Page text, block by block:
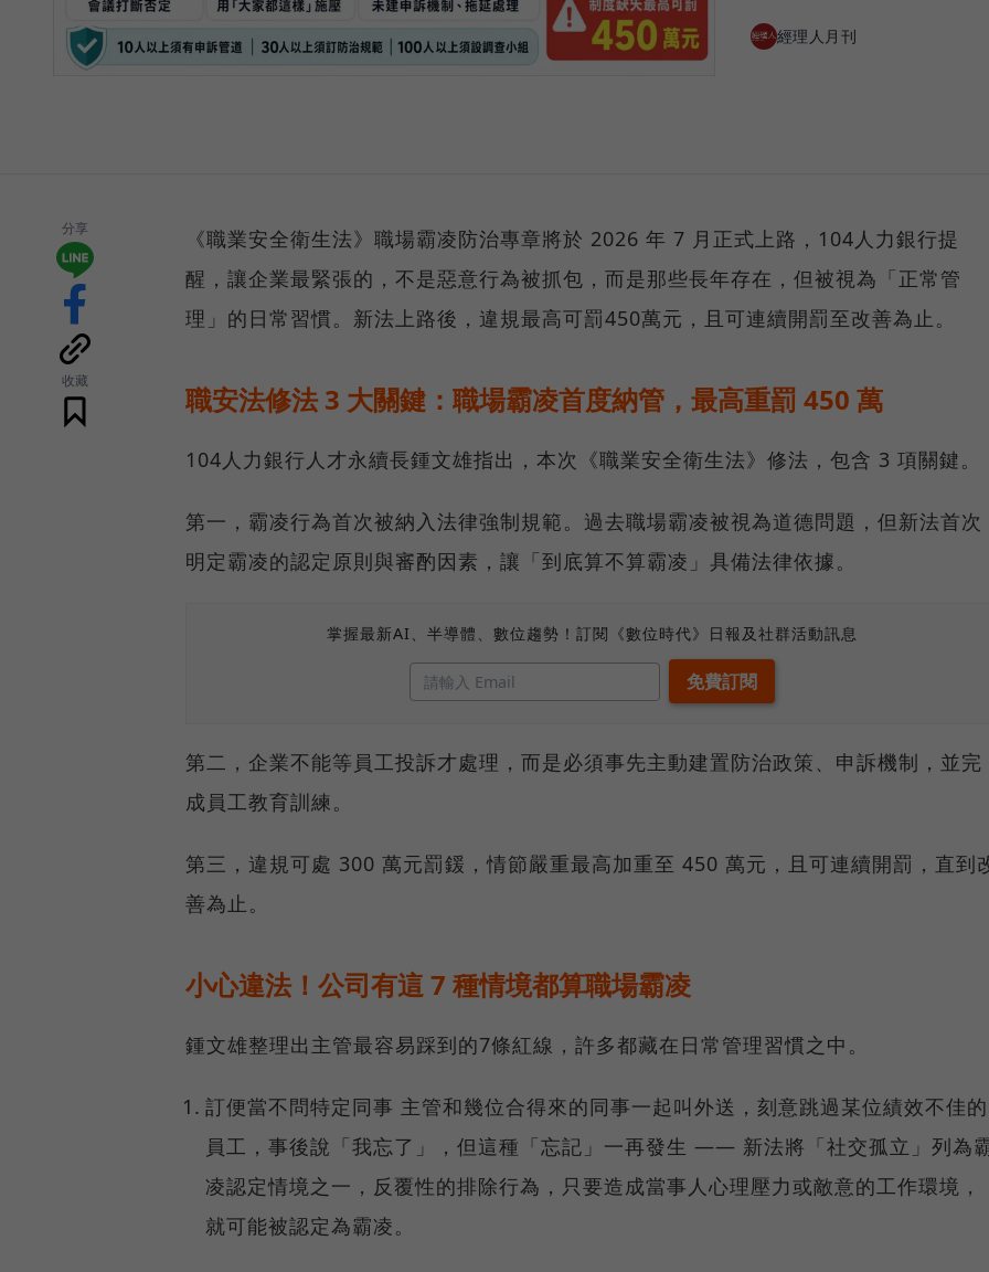
經理人月刊
分享
收藏
《職業安全衛生法》職場霸凌防治專章將於 2026 年 7 月正式上路，104人力銀行提
醒，讓企業最緊張的，不是惡意行為被抓包，而是那些長年存在，但被視為「正常管
理」的日常習慣。新法上路後，違規最高可罰450萬元，且可連續開罰至改善為止。
職安法修法 3 大關鍵：職場霸凌首度納管，最高重罰 450 萬
104人力銀行人才永續長鍾文雄指出，本次《職業安全衛生法》修法，包含 3 項關鍵。
第一，霸凌行為首次被納入法律強制規範。過去職場霸凌被視為道德問題，但新法首次
明定霸凌的認定原則與審酌因素，讓「到底算不算霸凌」具備法律依據。
掌握最新AI、半導體、數位趨勢！訂閱《數位時代》日報及社群活動訊息
第二，企業不能等員工投訴才處理，而是必須事先主動建置防治政策、申訴機制，並完
成員工教育訓練。
第三，違規可處 300 萬元罰鍰，情節嚴重最高加重至 450 萬元，且可連續開罰，直到
善為止。
小心違法！公司有這 7 種情境都算職場霸凌
鍾文雄整理出主管最容易踩到的7條紅線，許多都藏在日常管理習慣之中。
訂便當不問特定同事 主管和幾位合得來的同事一起叫外送，刻意跳過某位績效不佳的
員工，事後說「我忘了」，但這種「忘記」一再發生 —— 新法將「社交孤立」列為
凌認定情境之一，反覆性的排除行為，只要造成當事人心理壓力或敵意的工作環境，
就可能被認定為霸凌。